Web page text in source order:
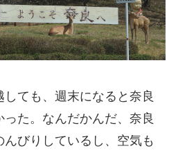
ても、週末になると奈良
た。なんだかんだ、奈良
びりしているし、空気も